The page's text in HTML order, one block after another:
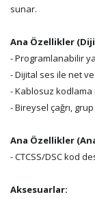
sunar.
Ana Özellikler
- Programlanabilir
- Dijital ses ile net
- Kablosuz kodlama
- Bireysel çağrı,
Ana Özellikler
- CTCSS/DSC kod
Aksesuarlar: